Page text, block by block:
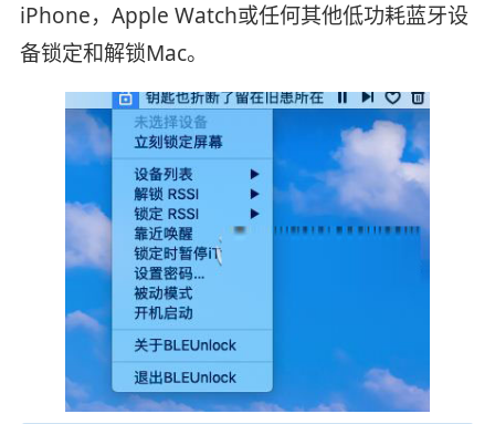
iPhone，Apple Watch或任何其他低功耗蓝牙设
备锁定和解锁Mac。